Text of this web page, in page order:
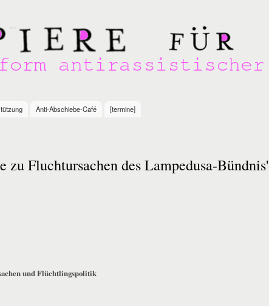
Anti-Abschiebe-Café [termine]
zu Fluchtursachen des Lampedusa-Bündnis'
und Flüchtlingspolitik